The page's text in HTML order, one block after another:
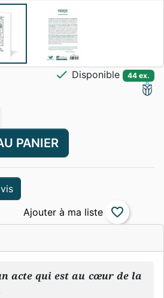
acte qui est au cœur de la
check Disponible 44 ex.
PANIER
favorite_border